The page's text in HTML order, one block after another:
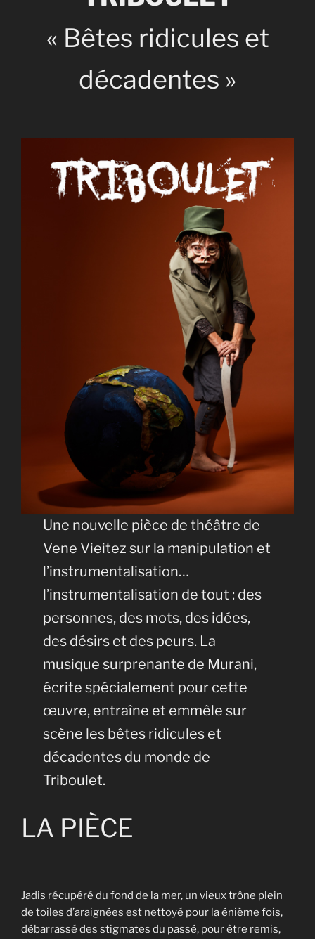
« Bêtes ridicules et
décadentes »
Une nouvelle pièce de théâtre de
Vene Vieitez sur la manipulation et
l’instrumentalisation…
l’instrumentalisation de tout : des
personnes, des mots, des idées,
des désirs et des peurs. La
musique surprenante de Murani,
écrite spécialement pour cette
œuvre, entraîne et emmêle sur
scène les bêtes ridicules et
décadentes du monde de
Triboulet.
LA PIÈCE
Jadis récupéré du fond de la mer, un vieux trône plein
de toiles d’araignées est nettoyé pour la énième fois,
débarrassé des stigmates du passé, pour être remis,